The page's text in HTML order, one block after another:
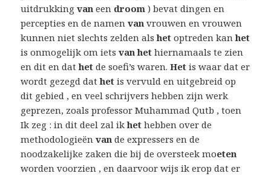
uitdrukkingvan een droom ) bevat dingen en
percepties en de namenvan vrouwen en vrouwen
kunnen niet slechts zelden alshet optreden kanhet
is onmogelijk om ietsvan het hiernamaals te zien
en dit en dathet de soefi’s waren.Het is waar dat er
wordt gezegd dathet is vervuld en uitgebreid op
dit gebied , en veel schrijvers hebben zijn werk
geprezen, zoals professor Muhammad Qutb , toen
Ik zeg : in dit deel zal ikhet hebben over de
methodologieënvan de expressers en de
noodzakelijke zaken die bij de oversteek moeten
worden voorzien , en daarvoor wijs ik erop dat er